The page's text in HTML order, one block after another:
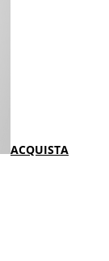
ACQUISTA